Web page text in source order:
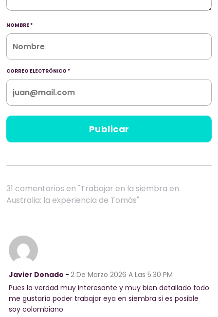
NOMBRE *
CORREO ELECTRÓNICO *
31 comentarios en "Trabajar en la siembra en
Australia: la experiencia de Tomás"
Javier Donado - 2 De Marzo 2026 A Las 5:30 PM
Pues la verdad muy interesante y muy bien detallado todo
me gustaría poder trabajar eya en siembra si es posible
soy colombiano